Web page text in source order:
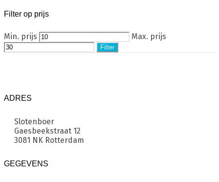
Filter op prijs
Min. prijs Max. prijs
Filter
ADRES
Slotenboer
Gaesbeekstraat 12
3081 NK Rotterdam
GEGEVENS